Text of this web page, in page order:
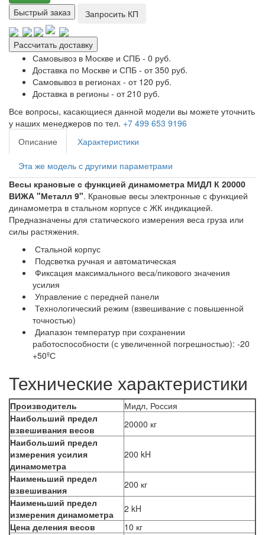
Быстрый заказ
Запросить КП
Рассчитать доставку
Самовывоз в Москве и СПБ - 0 руб.
Доставка по Москве и СПБ - от 350 руб.
Самовывоз в регионах - от 120 руб.
Доставка в регионы - от 210 руб.
Все вопросы, касающиеся данной модели вы можете уточнить
у наших менеджеров по тел. +7 499 653 9196
Описание
Характеристики
Эта же модель с другими параметрами
Весы крановые с функцией динамометра МИДЛ К 20000
ВИЖА "Металл 9". Крановые весы электронные с функцией
динамометра в стальном корпусе с ЖК индикацией.
Предназначены для статического измерения веса груза или
силы растяжения.
Стальной корпус
Подсветка ручная и автоматическая
Фиксация максимального веса/пикового значения
усилия
Управление с передней панели
Технологический режим (взвешивание с повышенной
точностью)
Диапазон температур при сохранении
работоспособности (с увеличенной погрешностью): -20
+50ºС
Технические характеристики
Производитель
Мидл, Россия
Наибольший предел
взвешивания весов
20000 кг
Наибольший предел
измерения усилия
динамометра
200 kH
Наименьший предел
взвешивания
200 кг
Наименьший предел
измерения динамометра
2 kH
Цена деления весов
10 кг